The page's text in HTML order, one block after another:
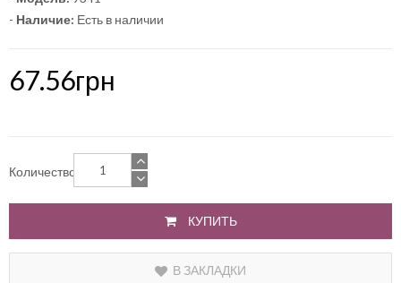
- Наличие: Есть в наличии
67.56грн
Количество
КУПИТЬ
В ЗАКЛАДКИ